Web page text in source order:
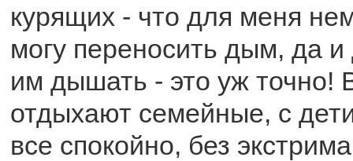
курящих - что для меня
могу переносить дым, да и
им дышать - это уж точно!
отдыхают семейные, с
все спокойно, без